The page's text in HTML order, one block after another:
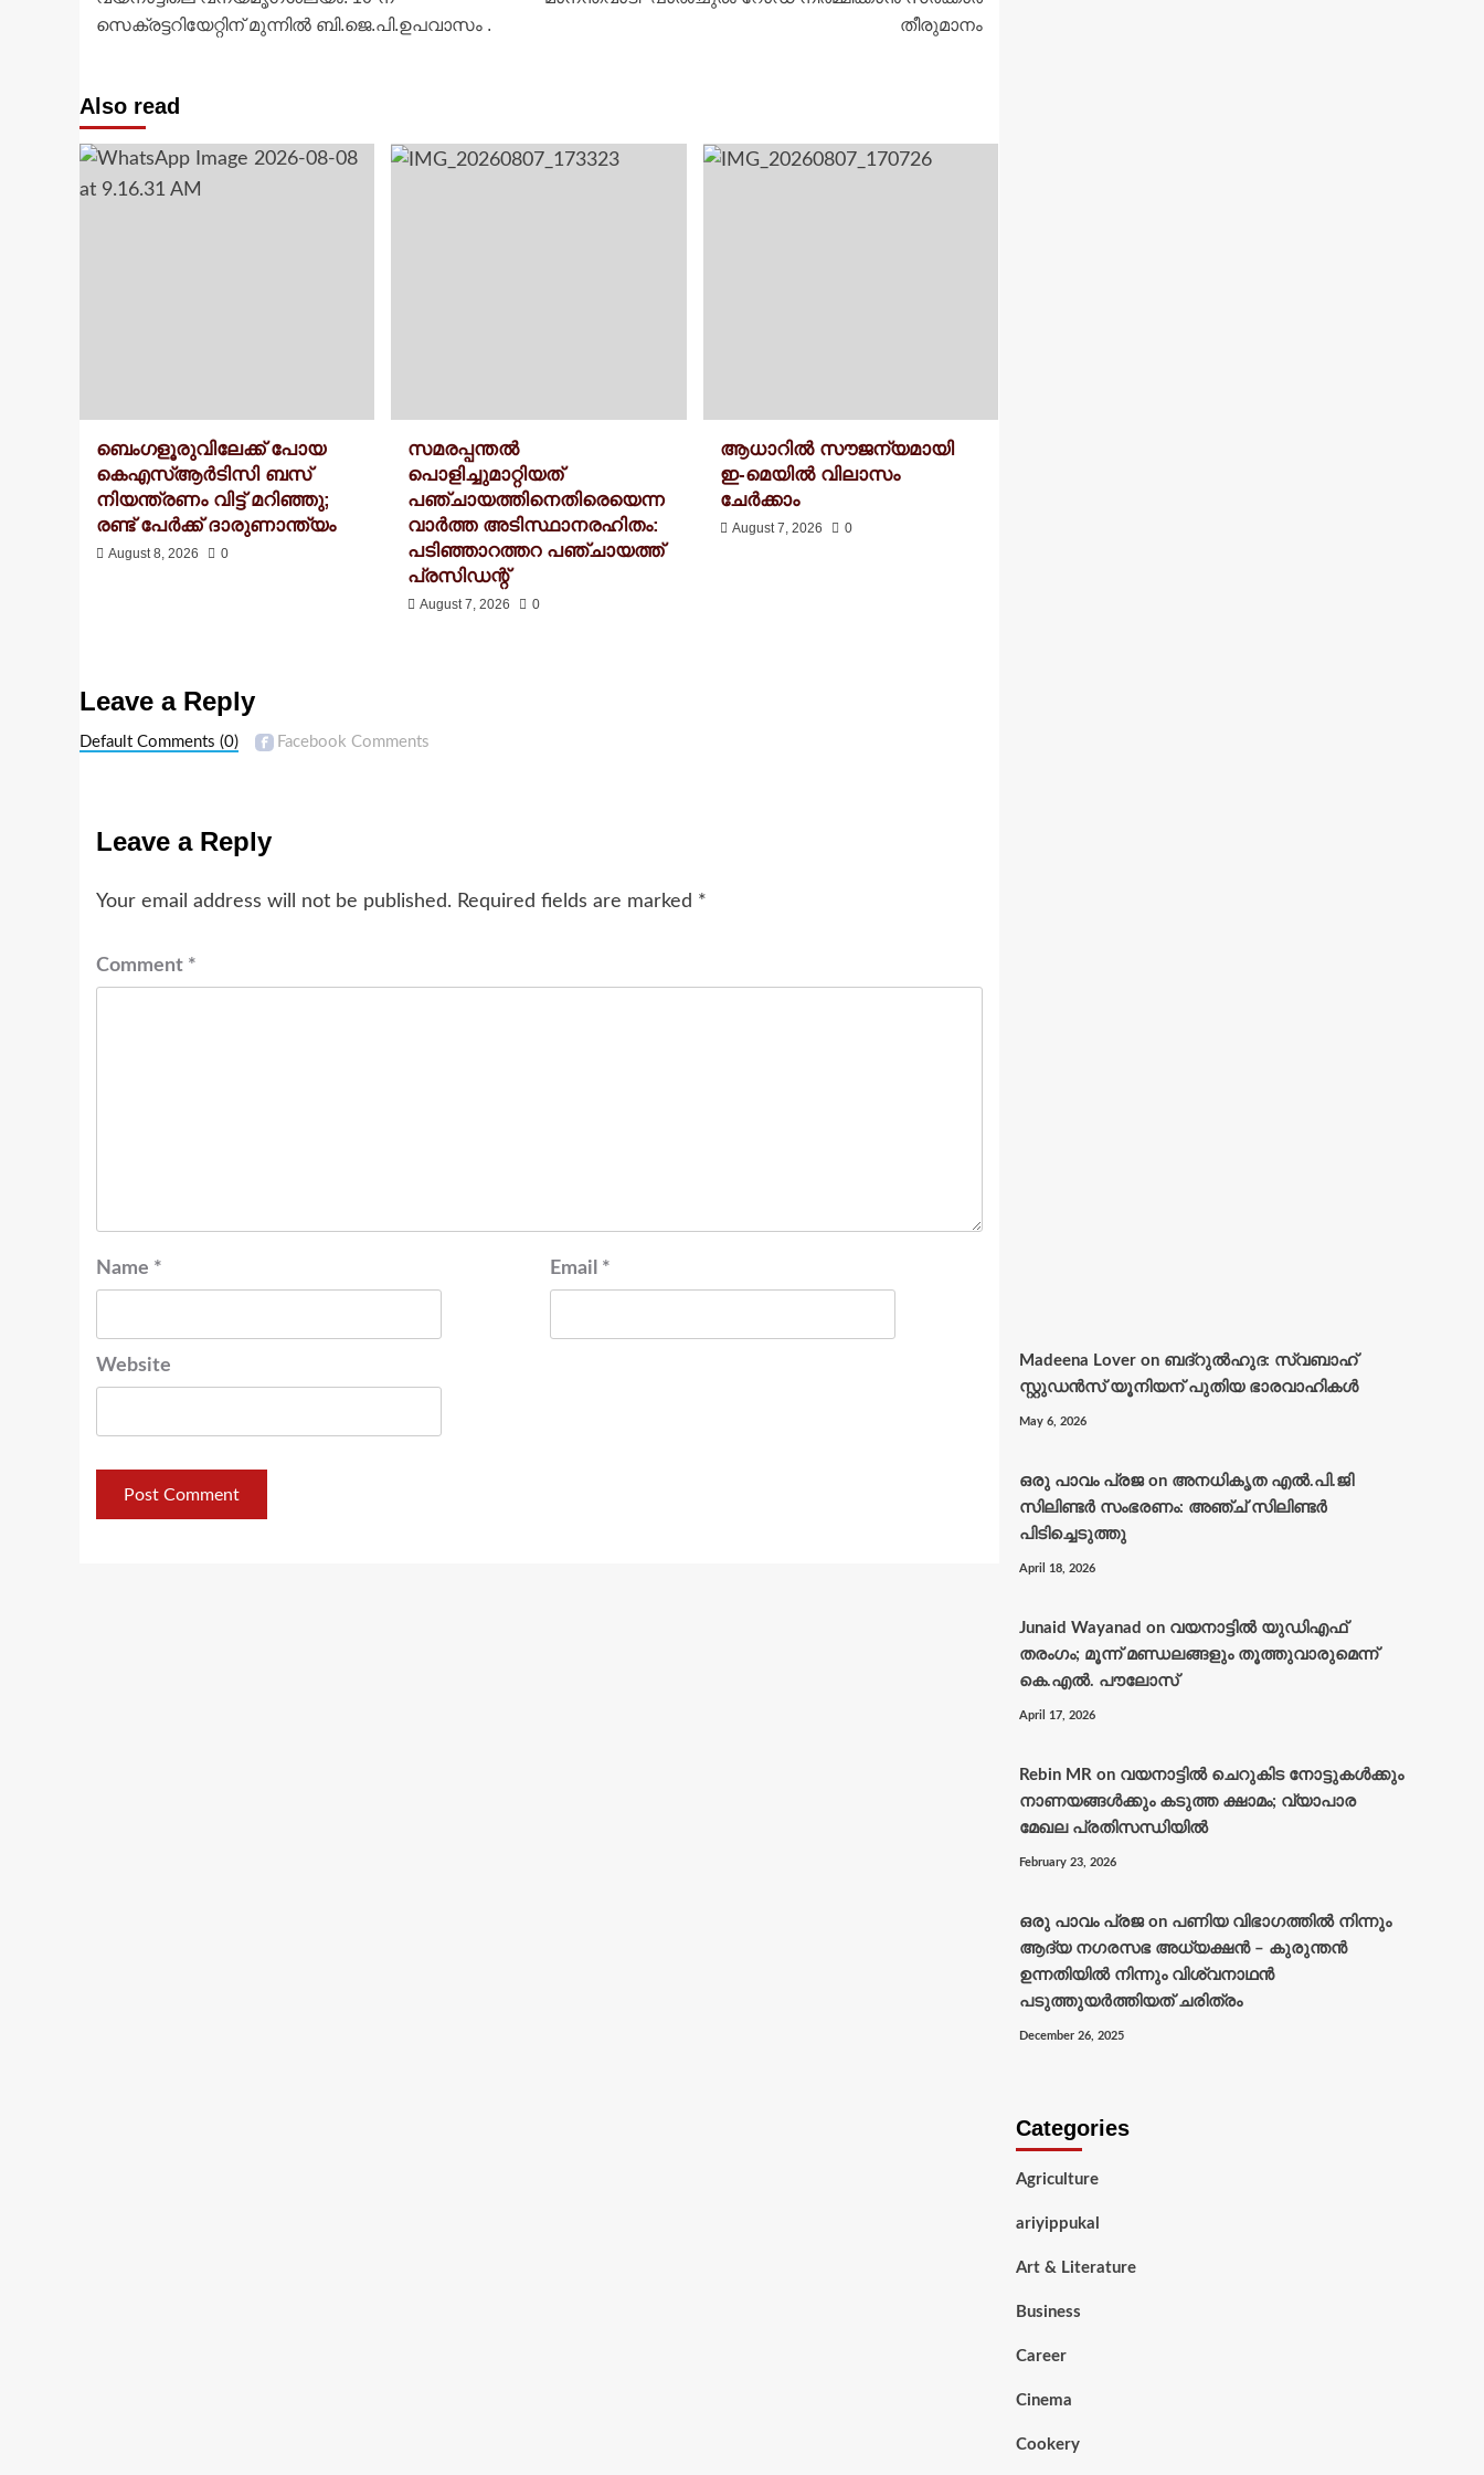
navigation
സെക്രട്ടറിയേറ്റിന് മുന്നിൽ ബി.ജെ.പി.ഉപവാസം .
തീരുമാനം
Also read
ബെംഗളൂരുവിലേക്ക് പോയ
കെഎസ്ആർടിസി ബസ്
നിയന്ത്രണം വിട്ട് മറിഞ്ഞു;
രണ്ട് പേർക്ക് ദാരുണാന്ത്യം
August 8, 2026 0
സമരപ്പന്തൽ
പൊളിച്ചുമാറ്റിയത്
പഞ്ചായത്തിനെതിരെയെന്ന
വാർത്ത അടിസ്ഥാനരഹിതം:
പടിഞ്ഞാറത്തറ പഞ്ചായത്ത്
പ്രസിഡന്റ്
August 7, 2026 0
ആധാറിൽ സൗജന്യമായി
ഇ-മെയിൽ വിലാസം
ചേർക്കാം
August 7, 2026 0
Leave a Reply
Default Comments (0) Facebook Comments
Leave a Reply
Your email address will not be published. Required fields are marked *
Comment *
Name * Email *
Website Madeena Loveron ബദ്റുൽഹുദ: സ്വബാഹ്
സ്റ്റുഡൻസ് യൂനിയന് പുതിയ ഭാരവാഹികൾ
May 6, 2026
ഒരു പാവം പ്രജon അനധികൃത എൽ.പി.ജി
സിലിണ്ടർ സംഭരണം: അഞ്ച് സിലിണ്ടർ
പിടിച്ചെടുത്തു
April 18, 2026
Junaid Wayanad on വയനാട്ടില്‍ യുഡിഎഫ്
തരംഗം; മൂന്ന് മണ്ഡലങ്ങളും തൂത്തുവാരുമെന്ന്
കെ.എല്‍. പൗലോസ്
April 17, 2026
Rebin MRon വയനാട്ടിൽ ചെറുകിട നോട്ടുകൾക്കും
നാണയങ്ങൾക്കും കടുത്ത ക്ഷാമം; വ്യാപാര
മേഖല പ്രതിസന്ധിയിൽ
February 23, 2026
ഒരു പാവം പ്രജon പണിയ വിഭാഗത്തിൽ നിന്നും
ആദ്യ നഗരസഭ അധ്യക്ഷൻ – കുരുന്തൻ
ഉന്നതിയിൽ നിന്നും വിശ്വനാഥൻ
പടുത്തുയർത്തിയത് ചരിത്രം
December 26, 2025
Categories
Agriculture
ariyippukal
Art & Literature
Business
Career
Cinema
Cookery